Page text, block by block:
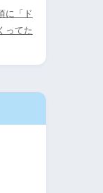
に「ド
ってた